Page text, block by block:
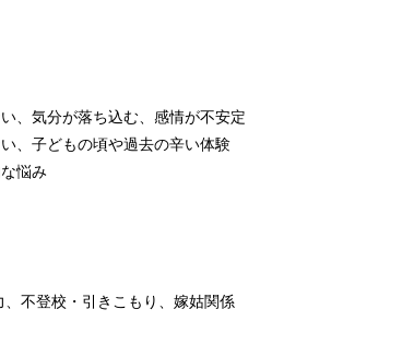
、気分が落ち込む、感情が不安定
、子どもの頃や過去の辛い体験
悩み
不登校・引きこもり、嫁姑関係